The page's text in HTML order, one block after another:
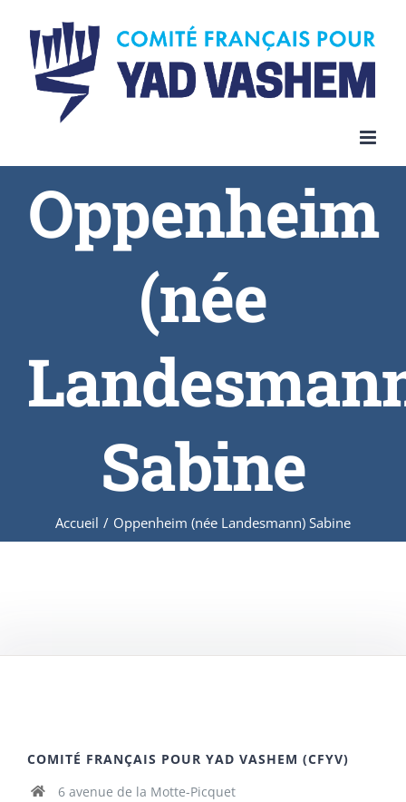
content
Oppenheim
(née
Sabine
Accueil / Oppenheim (née Landesmann) Sabine
COMITÉ FRANÇAIS POUR YAD VASHEM (CFYV)
6 avenue de la Motte-Picquet